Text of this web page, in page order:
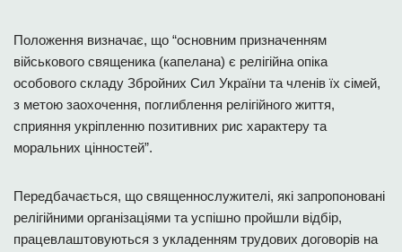
Положення визначає, що “основним призначенням
військового священика (капелана) є релігійна опіка
особового складу Збройних Сил України та членів їх сімей,
з метою заохочення, поглиблення релігійного життя,
сприяння укріпленню позитивних рис характеру та
моральних цінностей”.
Передбачається, що священнослужителі, які запропоновані
релігійними організаціями та успішно пройшли відбір,
працевлаштовуються з укладенням трудових договорів на